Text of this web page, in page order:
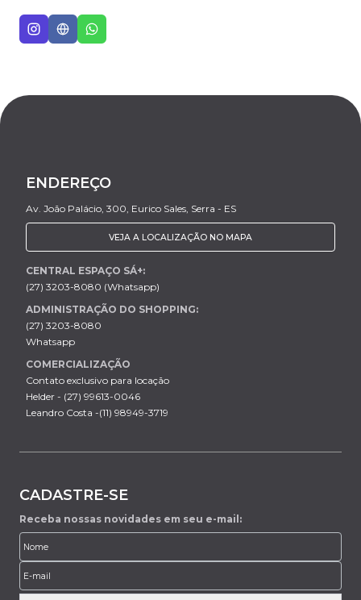
ENDEREÇO
Av. João Palácio, 300, Eurico Sales, Serra - ES
VEJA A LOCALIZAÇÃO NO MAPA
CENTRAL ESPAÇO SÁ+:
(27) 3203-8080 (Whatsapp)
ADMINISTRAÇÃO DO SHOPPING:
(27) 3203-8080
Whatsapp
COMERCIALIZAÇÃO
Contato exclusivo para locação
Helder - (27) 99613-0046
Leandro Costa -(11) 98949-3719
CADASTRE-SE
Receba nossas novidades em seu e-mail: